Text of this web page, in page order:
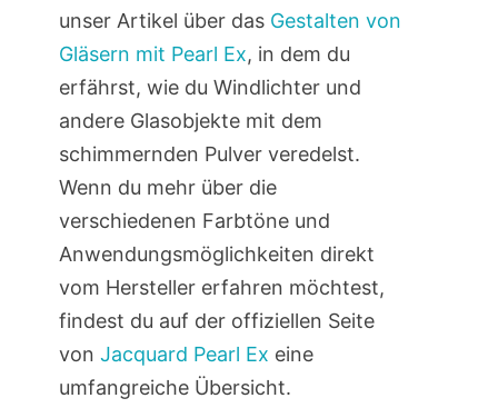
unser Artikel über das Gestalten von
Gläsern mit Pearl Ex, in dem du
erfährst, wie du Windlichter und
andere Glasobjekte mit dem
schimmernden Pulver veredelst.
Wenn du mehr über die
verschiedenen Farbtöne und
Anwendungsmöglichkeiten direkt
vom Hersteller erfahren möchtest,
findest du auf der offiziellen Seite
von Jacquard Pearl Ex eine
umfangreiche Übersicht.